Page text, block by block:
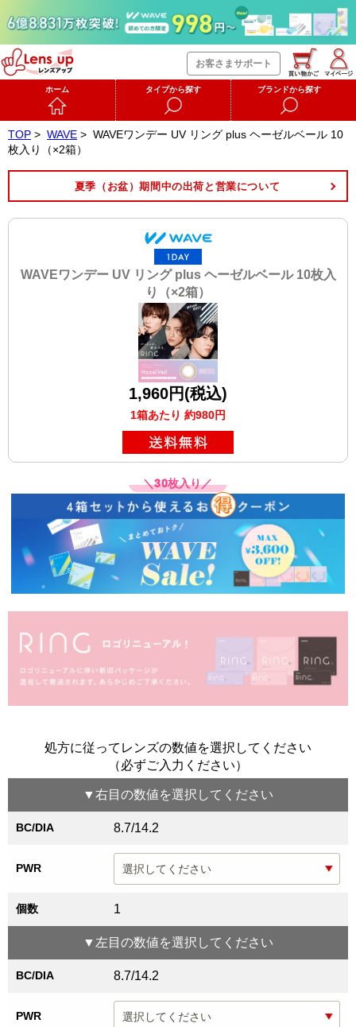
お客さまサポート
ホーム タイプから探す ブランドから探す
TOP > WAVE > WAVEワンデー UV リング plus ヘーゼルベール 10
枚入り（×2箱）
夏季（お盆）期間中の出荷と営業について
WAVEワンデー UV リング plus ヘーゼルベール 10枚入
り（×2箱）
1,960円(税込)
1箱あたり 約980円
＼30枚入り／
処方に従ってレンズの数値を選択してください
（必ずご入力ください）
▼右目 の数値を選択してください
BC/DIA 8.7/14.2
PWR
個数 1
▼左目 の数値を選択してください
BC/DIA 8.7/14.2
PWR